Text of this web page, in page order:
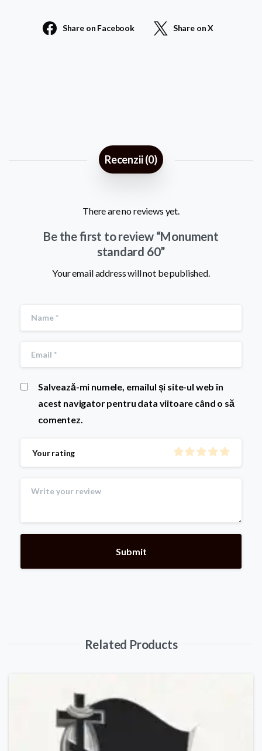
Share on Facebook Share on X
Recenzii (0)
There are no reviews yet.
Be the first to review “Monument
standard 60”
Your email address will not be published.
Salvează-mi numele, emailul și site-ul web în
acest navigator pentru data viitoare când o să
comentez.
Your rating
Related Products